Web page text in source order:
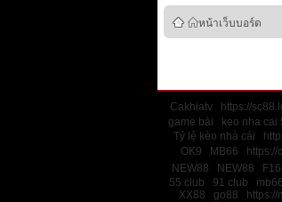
หน้าเว็บบอร์ด
Cakhiatv https://
game bài
keo nha cai
Tỷ lệ kèo nhà cái
OK9
MB66 https://
NEW88
NEW88
55 club
91 club mb66
XX88
go88 https://